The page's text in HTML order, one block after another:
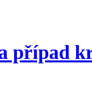
případ